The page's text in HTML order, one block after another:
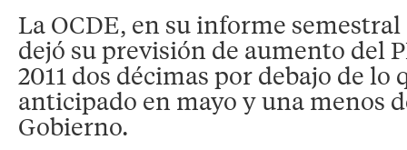
La OCDE, en su informe
dejó su previsión de aumento del
2011 dos décimas por debajo de lo
anticipado en mayo y una menos
Gobierno.